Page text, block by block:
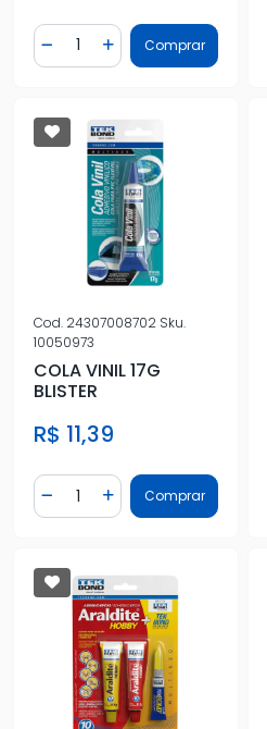
Diminuir Quantidade
Quantidade
Adicionar Quantidade
Comprar
Cod. 24307008702 Sku.
10050973
COLA VINIL 17G
BLISTER
R$ 11,39
Diminuir Quantidade
Quantidade
Adicionar Quantidade
Comprar